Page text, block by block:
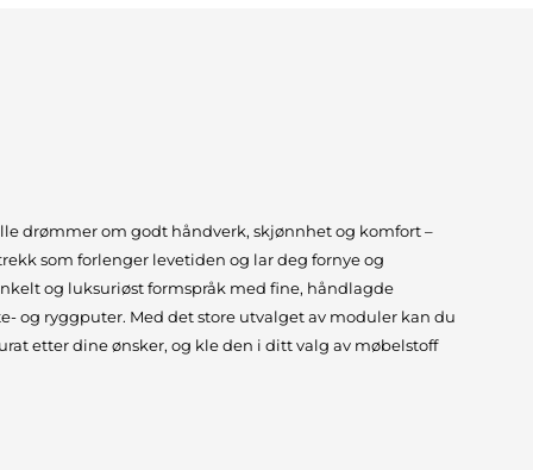
drømmer om godt håndverk, skjønnhet og komfort –
som forlenger levetiden og lar deg fornye og
og luksuriøst formspråk med fine, håndlagde
og ryggputer. Med det store utvalget av moduler kan du
etter dine ønsker, og kle den i ditt valg av møbelstoff